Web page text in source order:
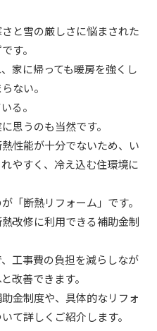
と雪の厳しさに悩まされた
す。
家に帰っても暖房を強くし
ない。
る。
思うのも当然です。
性能が十分でないため、い
やすく、冷え込む住環境に
「断熱リフォーム」です。
改修に利用できる補助金制
工事費の負担を減らしなが
改善できます。
金制度や、具体的なリフォ
て詳しくご紹介します。